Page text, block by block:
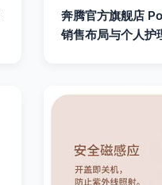
奔腾官方旗舰店
销售布局与个人护